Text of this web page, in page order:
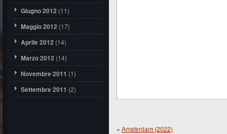
Giugno 2012 (11)
Maggio 2012 (17)
Aprile 2012 (14)
Marzo 2012 (14)
Novembre 2011 (1)
Settembre 2011 (2)
« Amsterdam (2022)